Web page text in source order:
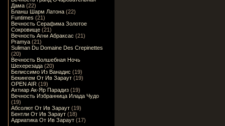
Дама (22)
Бланш Шарм Латона (22)
Funtimes (21)
Вечность Серафима Золотое
Сокровище (21)
Вечность Агни Абраксас (21)
Pramya (21)
Suliman Du Domaine Des Crepinettes
(20)
Вечность Волшебная Ночь
Шехерезада (20)
Белиссимо Из Ванадис (19)
Бекингем От Ив Зараут (19)
OPEN AIR (19)
Ахтиар Ак-Яр Парадиз (19)
Вечность Избранница Илада Чудо
(19)
Абсолют От Ив Зараут (19)
Бентли От Ив Зараут (18)
Адриатика От Ив Зараут (17)